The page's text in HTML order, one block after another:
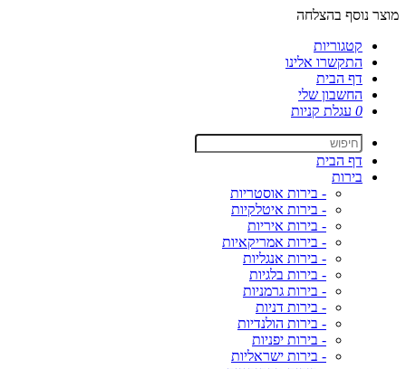
מוצר נוסף בהצלחה
קטגוריות
התקשרו אלינו
דף הבית
החשבון שלי
0 עגלת קניות
דף הבית
בירות
- בירות אוסטריות
- בירות איטלקיות
- בירות איריות
- בירות אמריקאיות
- בירות אנגליות
- בירות בלגיות
- בירות גרמניות
- בירות דניות
- בירות הולנדיות
- בירות יפניות
- בירות ישראליות